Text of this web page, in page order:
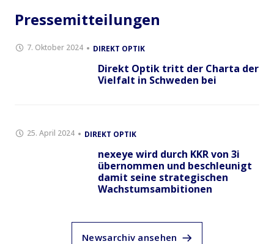
Pressemitteilungen
7. Oktober 2024 DIREKT OPTIK
Direkt Optik tritt der Charta der
Vielfalt in Schweden bei
25. April 2024 DIREKT OPTIK
nexeye wird durch KKR von 3i
übernommen und beschleunigt
damit seine strategischen
Wachstumsambitionen
Newsarchiv ansehen